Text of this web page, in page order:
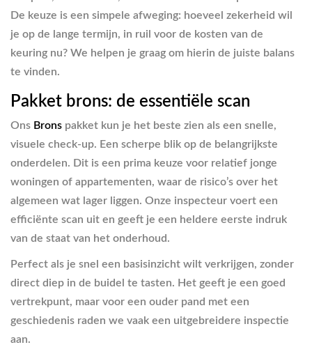
De keuze is een simpele afweging: hoeveel zekerheid wil
je op de lange termijn, in ruil voor de kosten van de
keuring nu? We helpen je graag om hierin de juiste balans
te vinden.
Pakket brons: de essentiële scan
Ons Brons pakket kun je het beste zien als een snelle,
visuele check-up. Een scherpe blik op de belangrijkste
onderdelen. Dit is een prima keuze voor relatief jonge
woningen of appartementen, waar de risico’s over het
algemeen wat lager liggen. Onze inspecteur voert een
efficiënte scan uit en geeft je een heldere eerste indruk
van de staat van het onderhoud.
Perfect als je snel een basisinzicht wilt verkrijgen, zonder
direct diep in de buidel te tasten. Het geeft je een goed
vertrekpunt, maar voor een ouder pand met een
geschiedenis raden we vaak een uitgebreidere inspectie
aan.